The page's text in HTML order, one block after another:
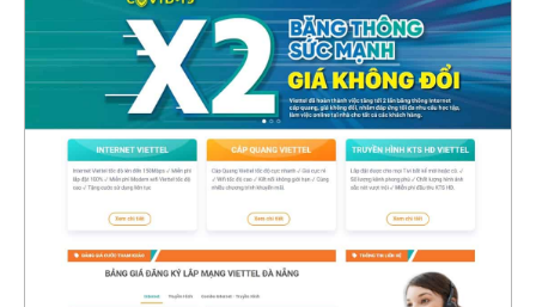
4563